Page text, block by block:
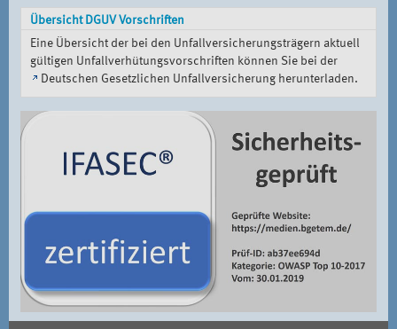
Übersicht DGUV Vorschriften
Eine Übersicht der bei den Unfallversicherungsträgern aktuell
gültigen Unfallverhütungsvorschriften können Sie bei der
Deutschen Gesetzlichen Unfallversicherung herunterladen.